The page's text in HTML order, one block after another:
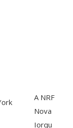
A NRF
Nova
Iorqu